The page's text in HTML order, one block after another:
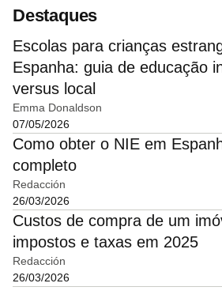
Destaques
Escolas para crianças
Espanha: guia de educação
versus local
Emma Donaldson
07/05/2026
Como obter o NIE em
completo
Redacción
26/03/2026
Custos de compra de um
impostos e taxas em 2025
Redacción
26/03/2026